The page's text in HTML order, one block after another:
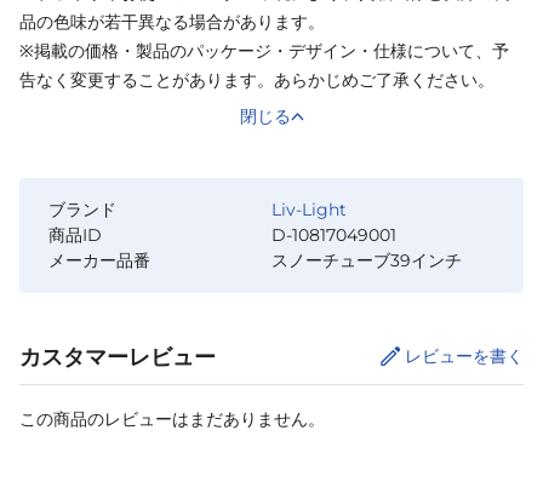
品の色味が若干異なる場合があります。
※掲載の価格・製品のパッケージ・デザイン・仕様について、予
告なく変更することがあります。あらかじめご了承ください。
閉じる
ブランド
Liv-Light
商品ID
D-10817049001
メーカー品番
スノーチューブ39インチ
カスタマーレビュー レビューを書く
この商品のレビューはまだありません。